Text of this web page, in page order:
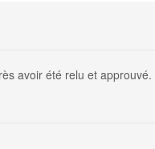
avoir été relu et approuvé.